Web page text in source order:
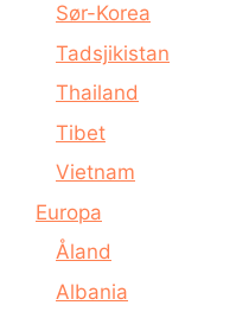
Sør-Korea
Tadsjikistan
Thailand
Tibet
Vietnam
Europa
Åland
Albania